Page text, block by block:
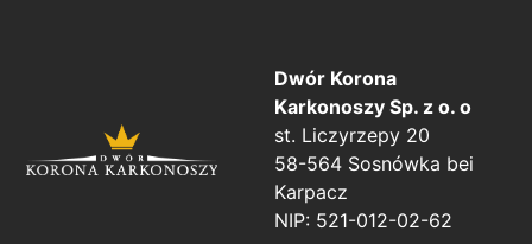
Dwór Korona
Karkonoszy Sp. z o. o
st. Liczyrzepy 20
58-564 Sosnówka bei
Karpacz
NIP: 521-012-02-62